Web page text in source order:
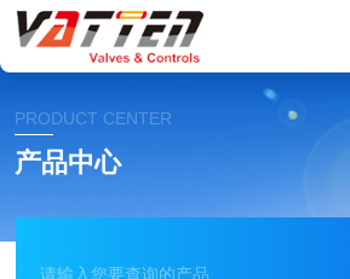
PRODUCT CENTER
产品中心